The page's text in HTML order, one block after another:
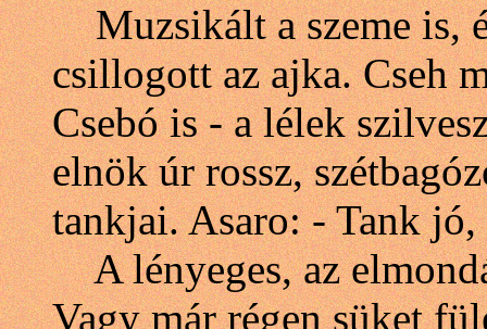
Muzsikált a szeme is,
csillogott az ajka. Cseh
Csebó is - a lélek
elnök úr rossz,
tankjai. Asaro: - Tank
A lényeges, az
Vagy már régen süket